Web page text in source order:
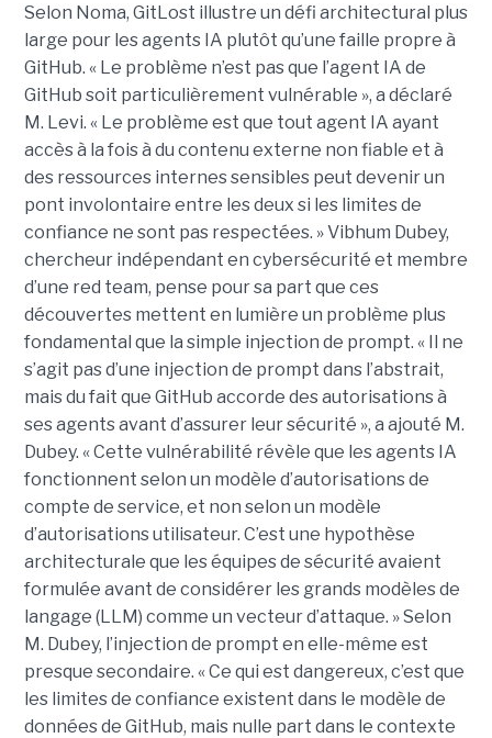
Selon Noma, GitLost illustre un défi architectural plus
large pour les agents IA plutôt qu’une faille propre à
GitHub. « Le problème n’est pas que l’agent IA de
GitHub soit particulièrement vulnérable », a déclaré
M. Levi. « Le problème est que tout agent IA ayant
accès à la fois à du contenu externe non fiable et à
des ressources internes sensibles peut devenir un
pont involontaire entre les deux si les limites de
confiance ne sont pas respectées. » Vibhum Dubey,
chercheur indépendant en cybersécurité et membre
d’une red team, pense pour sa part que ces
découvertes mettent en lumière un problème plus
fondamental que la simple injection de prompt. « Il ne
s’agit pas d’une injection de prompt dans l’abstrait,
mais du fait que GitHub accorde des autorisations à
ses agents avant d’assurer leur sécurité », a ajouté M.
Dubey. « Cette vulnérabilité révèle que les agents IA
fonctionnent selon un modèle d’autorisations de
compte de service, et non selon un modèle
d’autorisations utilisateur. C’est une hypothèse
architecturale que les équipes de sécurité avaient
formulée avant de considérer les grands modèles de
langage (LLM) comme un vecteur d’attaque. » Selon
M. Dubey, l’injection de prompt en elle-même est
presque secondaire. « Ce qui est dangereux, c’est que
les limites de confiance existent dans le modèle de
données de GitHub, mais nulle part dans le contexte